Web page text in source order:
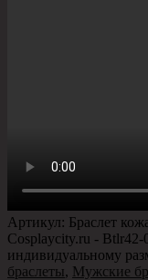
Артикул: Браслет
Cosplaycity.ru - Btlr42-
индивидуальному
браслеты, Мужские